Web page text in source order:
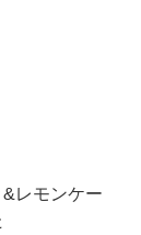
レモンケー